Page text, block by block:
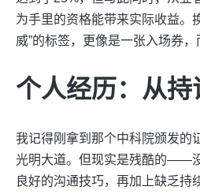
为手里的资格能带来实际收益。
威”的标签，更像是一张入场券，
个人经历：从持
我记得刚拿到那个中科院颁发的
光明大道。但现实是残酷的——
良好的沟通技巧，再加上缺乏持